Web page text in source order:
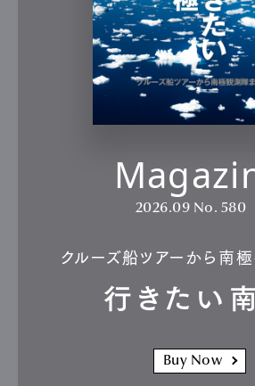
2026.09 No. 580
クルーズ船ツアーから南
行きたい
Buy Now